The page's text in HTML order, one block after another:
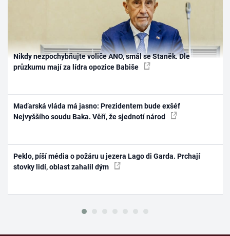
Nikdy nezpochybňujte voliče ANO, smál se Staněk. Dle
průzkumu mají za lídra opozice Babiše
Maďarská vláda má jasno: Prezidentem bude exšéf
Nejvyššího soudu Baka. Věří, že sjednotí národ
Peklo, píší média o požáru u jezera Lago di Garda. Prchají
stovky lidí, oblast zahalil dým